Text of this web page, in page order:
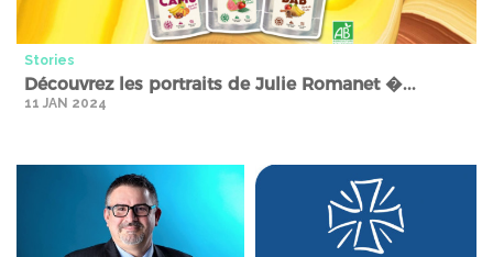
Stories
Découvrez les portraits de Julie Romanet �...
11 JAN 2024
Stories" /> Stories" />